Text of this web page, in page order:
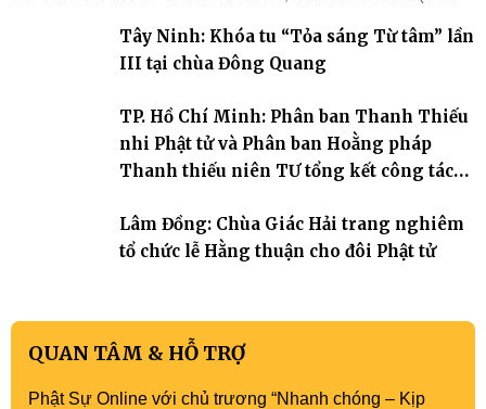
cho hơn 60 tu sinh.Tây Ninh: Khóa tu “Tỏa sáng Từ tâm” lần
III tại chùa Đông Quang
TP. Hồ Chí Minh: Phân ban Thanh Thiếu
nhi Phật tử và Phân ban Hoằng pháp
Thanh thiếu niên TƯ tổng kết công tác
Lâm Đồng: Chùa Giác Hải trang nghiêm
tổ chức lễ Hằng thuận cho đôi Phật tử
QUAN TÂM & HỖ TRỢ
Phật Sự Online với chủ trương “Nhanh chóng – Kịp